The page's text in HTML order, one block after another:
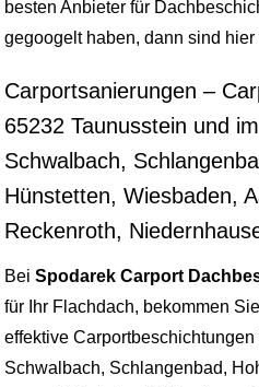
besten Anbieter für
gegoogelt haben, dann sind
Carportsanierungen –
65232 Taunusstein und
Schwalbach,
Hünstetten, Wiesbaden,
Reckenroth,
Bei Spodarek Carport
für Ihr Flachdach, bekommen
effektive Carportbeschichtungen
Schwalbach, Schlangenbad,